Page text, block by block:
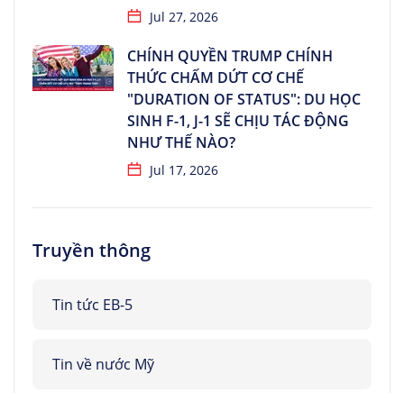
Jul 27, 2026
CHÍNH QUYỀN TRUMP CHÍNH
THỨC CHẤM DỨT CƠ CHẾ
"DURATION OF STATUS": DU HỌC
SINH F-1, J-1 SẼ CHỊU TÁC ĐỘNG
NHƯ THẾ NÀO?
Jul 17, 2026
Truyền thông
Tin tức EB-5
Tin về nước Mỹ